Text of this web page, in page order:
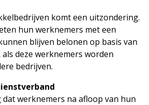
komt een uitzondering.
hun werknemers met een
blijven belonen op basis van
deze werknemers worden
bedrijven.
dat werknemers na afloop van hun